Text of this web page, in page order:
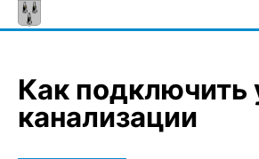
Skip
to
Как подключить
канализации